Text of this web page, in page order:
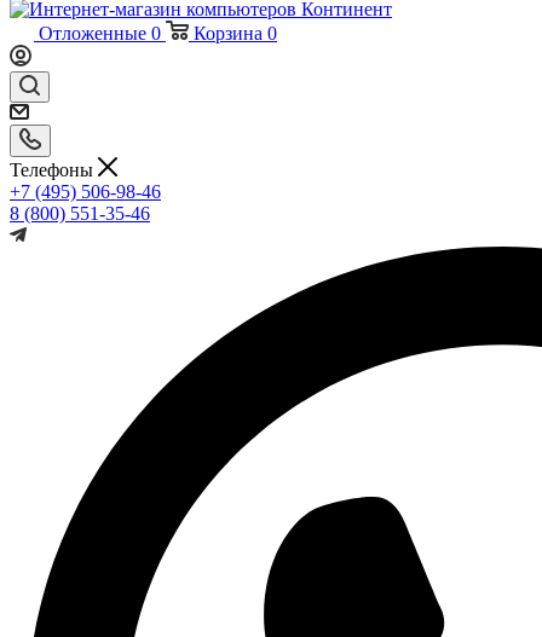
Отложенные 0 Корзина 0
Телефоны
+7 (495) 506-98-46
8 (800) 551-35-46